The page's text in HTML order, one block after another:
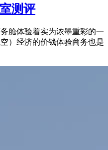
测评
舱体验着实为浓墨重彩的一
）经济的价钱体验商务也是